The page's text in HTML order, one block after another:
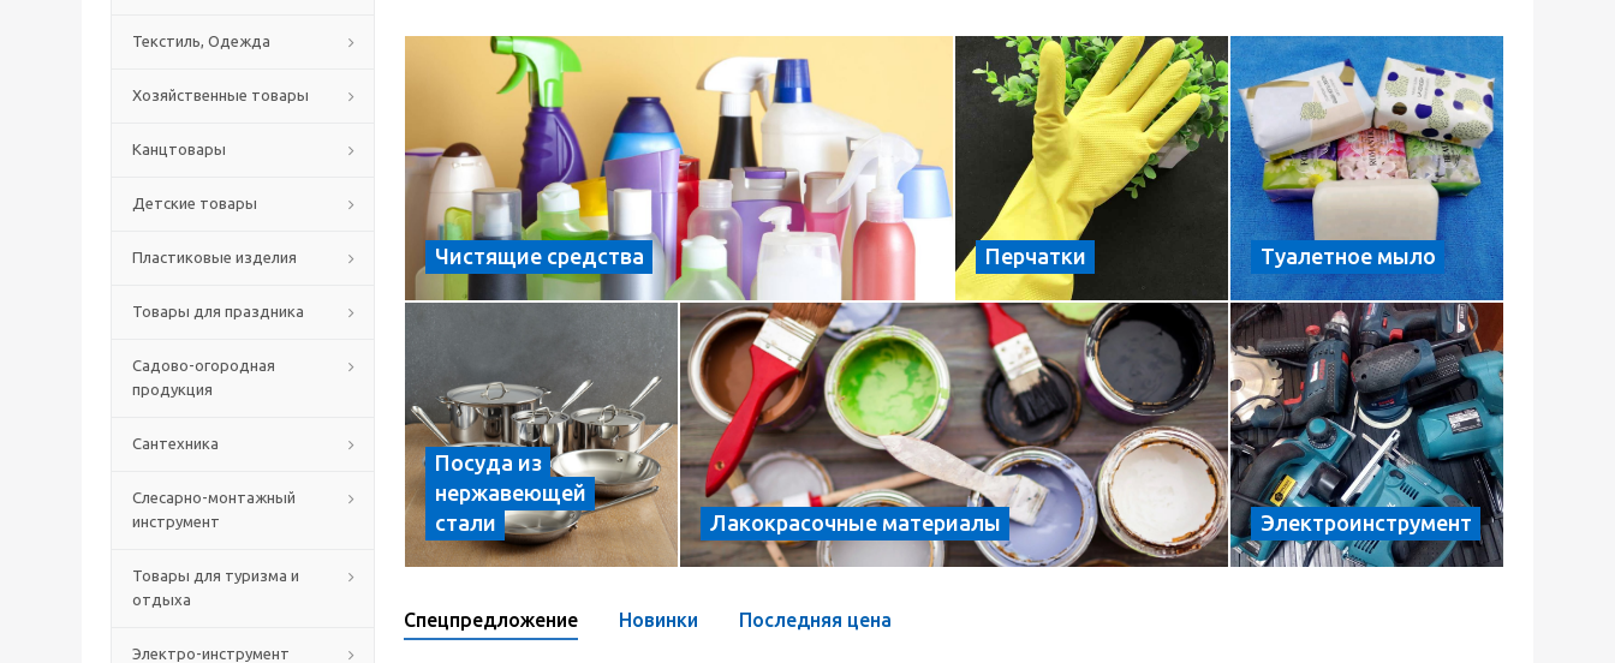
Текстиль, Одежда
Хозяйственные товары
Канцтовары
Детские товары
Пластиковые изделия
Товары для праздника
Садово-огородная
продукция
Сантехника
Слесарно-монтажный
инструмент
Товары для туризма и
отдыха
Электро-инструмент
Чистящие средства Перчатки Туалетное мыло
Посуда из
нержавеющей
стали
Лакокрасочные материалы Электроинструмент
Спецпредложение Новинки Последняя цена